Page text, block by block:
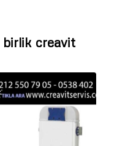
birlik creavit